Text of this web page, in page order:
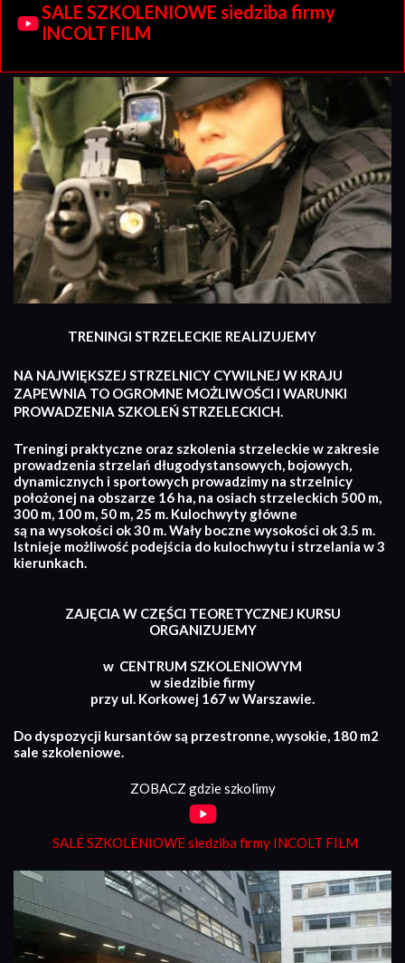
SALE SZKOLENIOWE siedziba firmy
INCOLT FILM
TRENINGI STRZELECKIE REALIZUJEMY
NA NAJWIĘKSZEJ STRZELNICY CYWILNEJ W KRAJU
ZAPEWNIA TO OGROMNE MOŻLIWOŚCI I WARUNKI
PROWADZENIA SZKOLEŃ STRZELECKICH.
Treningi praktyczne oraz szkolenia strzeleckie w zakresie
prowadzenia strzelań długodystansowych, bojowych,
dynamicznych i sportowych prowadzimy na strzelnicy
położonej na obszarze 16 ha, na osiach strzeleckich 500 m,
300 m, 100 m, 50 m, 25 m. Kulochwyty główne
są na wysokości ok 30 m. Wały boczne wysokości ok 3.5 m.
Istnieje możliwość podejścia do kulochwytu i strzelania w 3
kierunkach.
ZAJĘCIA W CZĘŚCI TEORETYCZNEJ KURSU
ORGANIZUJEMY
w CENTRUM SZKOLENIOWYM
w siedzibie firmy
przy ul. Korkowej 167 w Warszawie.
Do dyspozycji kursantów są przestronne, wysokie, 180 m2
sale szkoleniowe.
ZOBACZ gdzie szkolimy
SALE SZKOLENIOWE siedziba firmy INCOLT FILM